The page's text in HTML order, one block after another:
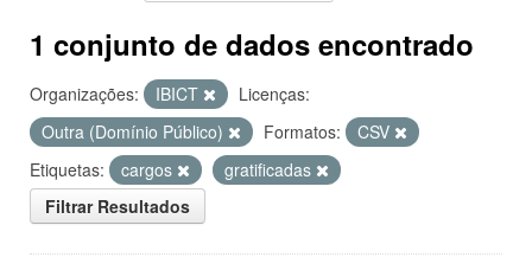
1 conjunto de dados encontrado
Organizações: IBICT
Licenças:
Outra (Domínio Público)
Formatos:
CSV
Etiquetas:
cargos
gratificadas
Filtrar Resultados